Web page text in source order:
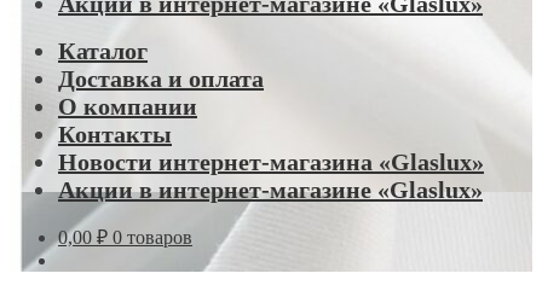
Каталог
Доставка и оплата
О компании
Контакты
Новости интернет-магазина «Glaslux»
Акции в интернет-магазине «Glaslux»
0,00 ₽ 0 товаров